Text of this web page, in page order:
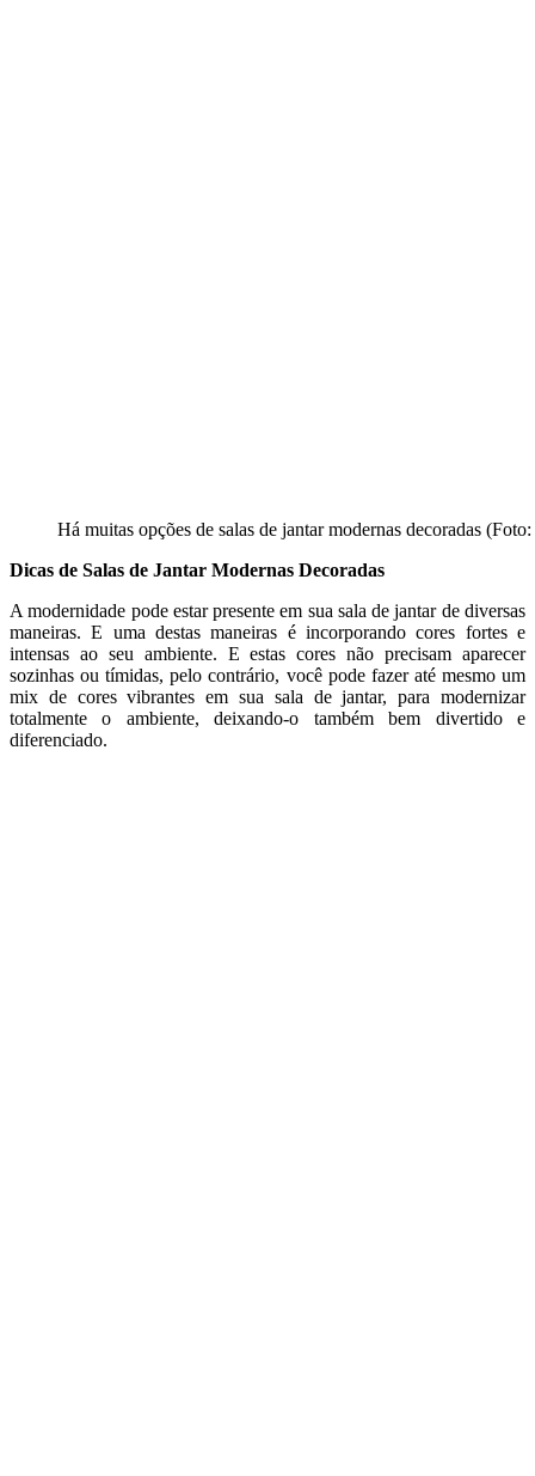
Há muitas opções de salas de jantar modernas decoradas
Dicas de Salas de Jantar Modernas Decoradas
A modernidade pode estar presente em sua sala de jantar de diversas
maneiras. E uma destas maneiras é incorporando cores fortes e
intensas ao seu ambiente. E estas cores não precisam aparecer
sozinhas ou tímidas, pelo contrário, você pode fazer até mesmo um
mix de cores vibrantes em sua sala de jantar, para modernizar
totalmente o ambiente, deixando-o também bem divertido e
diferenciado.